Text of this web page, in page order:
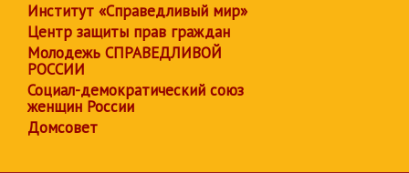
Институт «Справедливый мир»
Центр защиты прав граждан
Молодежь СПРАВЕДЛИВОЙ
РОССИИ
Социал-демократический союз
женщин России
Домсовет